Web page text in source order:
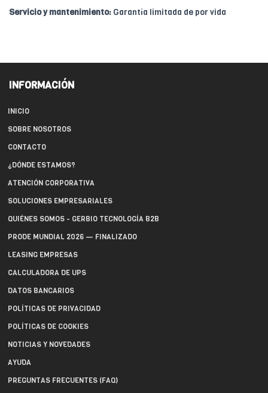
Servicio y mantenimiento: Garantía limitada de por vida
INFORMACIÓN
INICIO
SOBRE NOSOTROS
CONTACTO
¿DÓNDE ESTAMOS?
ATENCIÓN CORPORATIVA
SOLUCIONES EMPRESARIALES
QUIÉNES SOMOS - GERBIO TECNOLOGÍA B2B
PRODE MUNDIAL 2026 — FINALIZADO
LEASING EMPRESAS
CALCULADORA DE UPS
DATOS BANCARIOS
POLÍTICAS DE PRIVACIDAD
POLÍTICAS DE COOKIES
NOTICIAS Y NOVEDADES
AYUDA
PREGUNTAS FRECUENTES (FAQ)